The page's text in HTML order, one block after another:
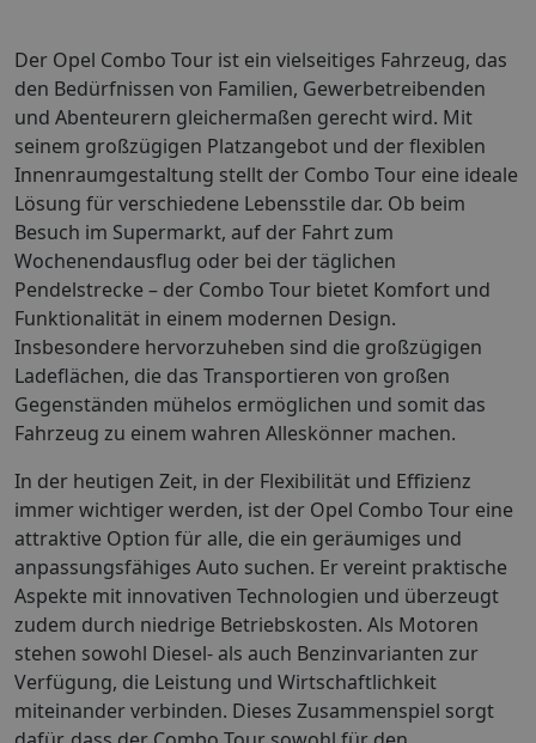
Der Opel Combo Tour ist ein vielseitiges Fahrzeug, das
den Bedürfnissen von Familien, Gewerbetreibenden
und Abenteurern gleichermaßen gerecht wird. Mit
seinem großzügigen Platzangebot und der flexiblen
Innenraumgestaltung stellt der Combo Tour eine ideale
Lösung für verschiedene Lebensstile dar. Ob beim
Besuch im Supermarkt, auf der Fahrt zum
Wochenendausflug oder bei der täglichen
Pendelstrecke – der Combo Tour bietet Komfort und
Funktionalität in einem modernen Design.
Insbesondere hervorzuheben sind die großzügigen
Ladeflächen, die das Transportieren von großen
Gegenständen mühelos ermöglichen und somit das
Fahrzeug zu einem wahren Alleskönner machen.
In der heutigen Zeit, in der Flexibilität und Effizienz
immer wichtiger werden, ist der Opel Combo Tour eine
attraktive Option für alle, die ein geräumiges und
anpassungsfähiges Auto suchen. Er vereint praktische
Aspekte mit innovativen Technologien und überzeugt
zudem durch niedrige Betriebskosten. Als Motoren
stehen sowohl Diesel- als auch Benzinvarianten zur
Verfügung, die Leistung und Wirtschaftlichkeit
miteinander verbinden. Dieses Zusammenspiel sorgt